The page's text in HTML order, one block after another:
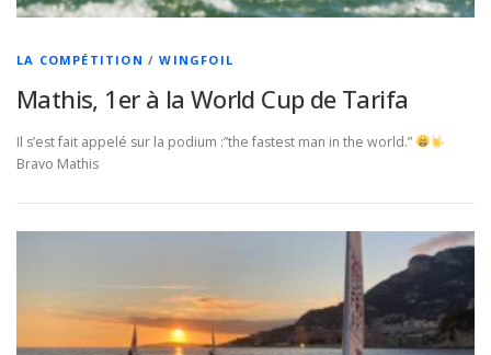
LA COMPÉTITION /WINGFOIL
Mathis, 1er à la World Cup de Tarifa
Il s’est fait appelé sur la podium :”the fastest man in the world.”
Bravo Mathis